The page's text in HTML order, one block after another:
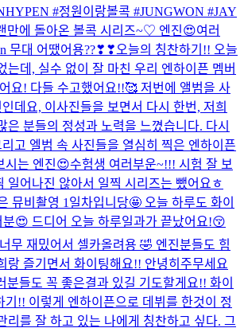
#정원이랑볼콕 #JUNGWON #JAY
만에 돌아온 볼콕 시리즈~♡ 엔진😍여러
무대 어땠어용??❣❣ 오늘의 칭찬하기!! 오늘
는데, 실수 없이 잘 마친 우리 엔하이픈 멤버
요! 다들 수고했어요!!🥰 저번에 앨범을 사
데요, 이사진들을 보면서 다시 한번, 저희
은 분들의 정성과 노력을 느꼈습니다. 다시
고 엘범 속 사진들을 열심히 찍은 엔하이픈
시는 엔진😍수험생 여러부운~!!! 시험 잘 보
어나진 않아서 일찍 시리즈는 뺐어요ㅎ
뮤비촬영 1일차입니당🤩 오늘 하루도 화이
분😍 드디어 오늘 하루일과가 끝났어요!😚
무 재밌어서 셀카올려용 🤣 엔진분들도 힘
랑 즐기면서 화이팅해요!! 안녕히주무세요
분들도 꼭 좋은결과 있길 기도할게요!! 화이
기!! 이렇게 엔하이픈으로 데뷔를 한것이 정
리를 잘 하고 있는 나에게 칭찬하고 싶다. 그